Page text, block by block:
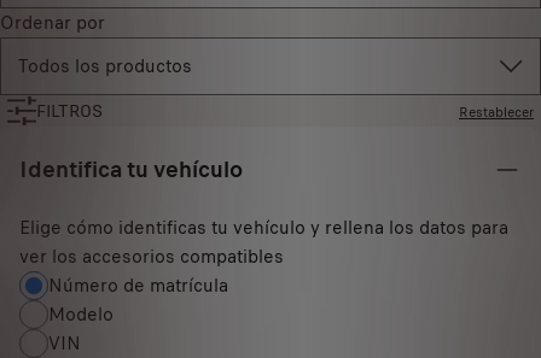
Ordenar por
Todos los productos
FILTROS Restablecer
Identifica tu vehículo
Elige cómo identificas tu vehículo y rellena los datos para
ver los accesorios compatibles
Número de matrícula
Modelo
VIN